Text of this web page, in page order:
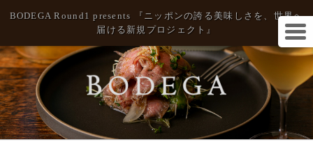
BODEGA Round1 presents 『ニッポンの誇る美味しさを、世界へ
届ける新規プロジェクト』